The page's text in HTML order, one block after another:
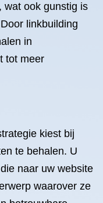
wat ook gunstig is
linkbuilding
in
tot meer
kiest bij
te behalen. U
naar uw website
waarover ze